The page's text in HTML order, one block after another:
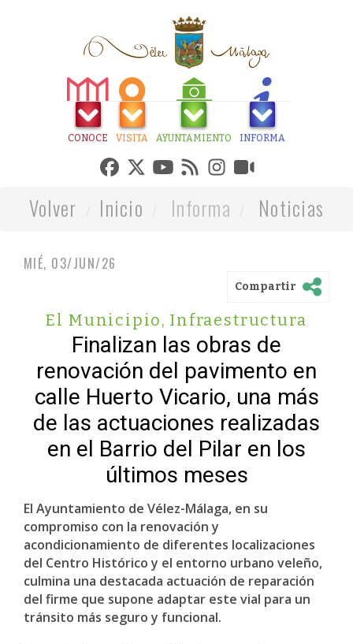
CONOCE VISITA AYUNTAMIENTO INFORMA
Volver Inicio Informa Noticias
MIÉ, 03/JUN/26
Compartir
El Municipio, Infraestructura
Finalizan las obras de
renovación del pavimento en
calle Huerto Vicario, una más
de las actuaciones realizadas
en el Barrio del Pilar en los
últimos meses
El Ayuntamiento de Vélez-Málaga, en su
compromiso con la renovación y
acondicionamiento de diferentes localizaciones
del Centro Histórico y el entorno urbano veleño,
culmina una destacada actuación de reparación
del firme que supone adaptar este vial para un
tránsito más seguro y funcional.